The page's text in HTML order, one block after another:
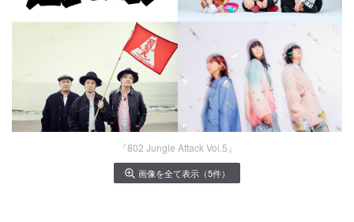
『802 Jungle Attack Vol.5』
画像を全て表示（5件）